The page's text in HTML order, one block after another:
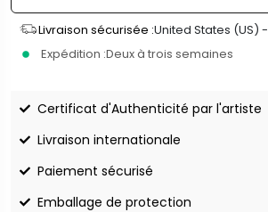
Livraison sécurisée :United States (US) -
Expédition :Deux à trois semaines
Certificat d'Authenticité par l'artiste
Livraison internationale
Paiement sécurisé
Emballage de protection